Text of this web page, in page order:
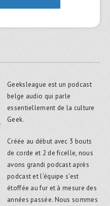
Geeksleague est un podcast
belge audio qui parle
essentiellement de la culture
Geek.
Créée au début avec 3 bouts
de corde et 2 de ficelle, nous
avons grandi podcast après
podcast et l’équipe s’est
étoffée au fur et à mesure des
années passée. Nous sommes